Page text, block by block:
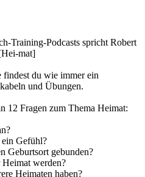
du viele Möglichkeiten und
Schau mal vorbei, es ist
und üben.